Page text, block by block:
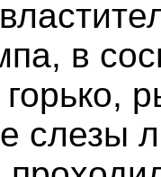
в
слезы